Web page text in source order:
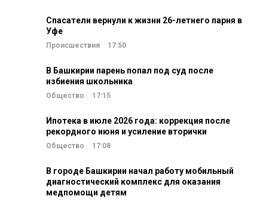
Спасатели вернули к жизни 26-летнего парня в
Уфе
Происшествия 17:50
В Башкирии парень попал под суд после
избиения школьника
Общество 17:15
Ипотека в июле 2026 года: коррекция после
рекордного июня и усиление вторички
Общество 17:08
В городе Башкирии начал работу мобильный
диагностический комплекс для оказания
медпомощи детям